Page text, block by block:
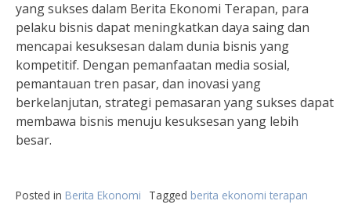
yang sukses dalam Berita Ekonomi Terapan, para
pelaku bisnis dapat meningkatkan daya saing dan
mencapai kesuksesan dalam dunia bisnis yang
kompetitif. Dengan pemanfaatan media sosial,
pemantauan tren pasar, dan inovasi yang
berkelanjutan, strategi pemasaran yang sukses dapat
membawa bisnis menuju kesuksesan yang lebih
besar.
Posted in Berita Ekonomi Tagged berita ekonomi terapan